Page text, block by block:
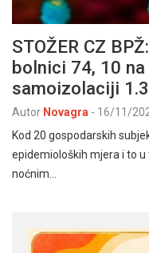
STOŽER CZ
bolnici 74, 10
samoizolaciji
Autor Novagra - 16/11/
Kod 20 gospodarskih
epidemioloških mjera i to
noćnim…